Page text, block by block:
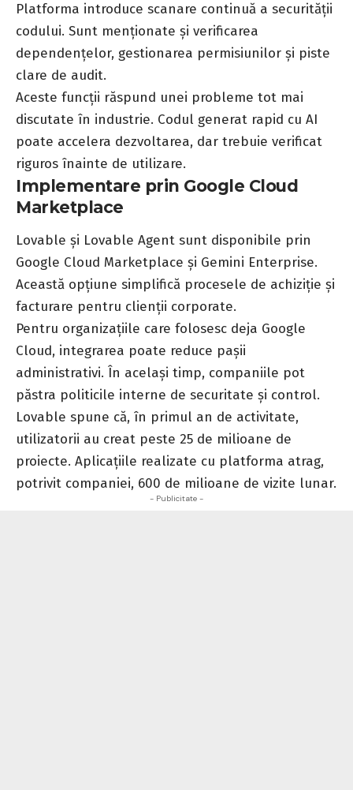
Platforma introduce scanare continuă a securității
codului. Sunt menționate și verificarea
dependențelor, gestionarea permisiunilor și piste
clare de audit.
Aceste funcții răspund unei probleme tot mai
discutate în industrie. Codul generat rapid cu AI
poate accelera dezvoltarea, dar trebuie verificat
riguros înainte de utilizare.
Implementare prin Google Cloud
Marketplace
Lovable și Lovable Agent sunt disponibile prin
Google Cloud Marketplace și Gemini Enterprise.
Această opțiune simplifică procesele de achiziție și
facturare pentru clienții corporate.
Pentru organizațiile care folosesc deja Google
Cloud, integrarea poate reduce pașii
administrativi. În același timp, companiile pot
păstra politicile interne de securitate și control.
Lovable spune că, în primul an de activitate,
utilizatorii au creat peste 25 de milioane de
proiecte. Aplicațiile realizate cu platforma atrag,
potrivit companiei, 600 de milioane de vizite lunar.
- Publicitate -